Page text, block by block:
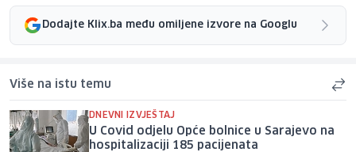
Dodajte Klix.ba među omiljene izvore na Googlu
Više na istu temu
DNEVNI IZVJEŠTAJ
U Covid odjelu Opće bolnice u Sarajevo na
hospitalizaciji 185 pacijenata